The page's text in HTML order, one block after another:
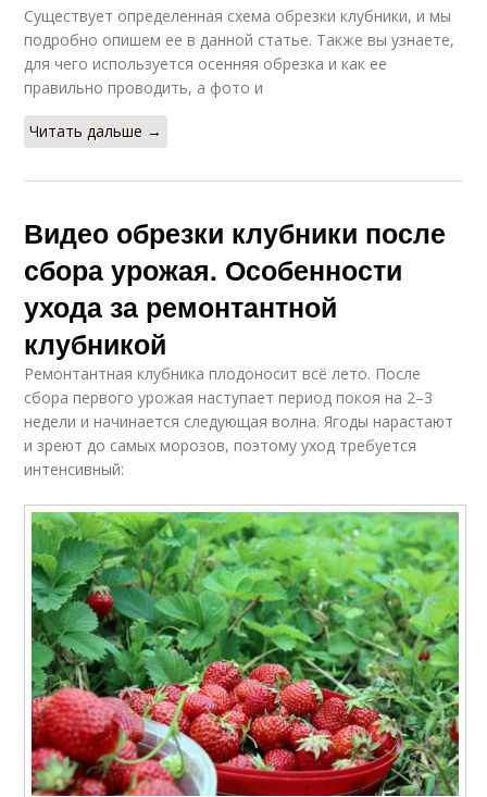
Существует определенная схема обрезки клубники, и мы
подробно опишем ее в данной статье. Также вы узнаете,
для чего используется осенняя обрезка и как ее
правильно проводить, а фото и
Читать дальше →
Видео обрезки клубники после
сбора урожая. Особенности
ухода за ремонтантной
клубникой
Ремонтантная клубника плодоносит всё лето. После
сбора первого урожая наступает период покоя на 2–3
недели и начинается следующая волна. Ягоды нарастают
и зреют до самых морозов, поэтому уход требуется
интенсивный: